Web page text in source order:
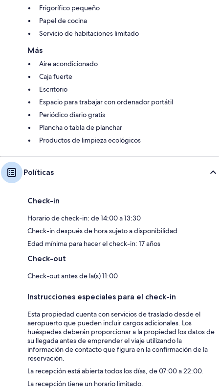
Frigorífico pequeño
Papel de cocina
Servicio de habitaciones limitado
Más
Aire acondicionado
Caja fuerte
Escritorio
Espacio para trabajar con ordenador portátil
Periódico diario gratis
Plancha o tabla de planchar
Productos de limpieza ecológicos
Políticas
Check-in
Horario de check-in: de 14:00 a 13:30
Check-in después de hora sujeto a disponibilidad
Edad mínima para hacer el check-in: 17 años
Check-out
Check-out antes de la(s) 11:00
Instrucciones especiales para el check-in
Esta propiedad cuenta con servicios de traslado desde el
aeropuerto que pueden incluir cargos adicionales. Los
huéspedes deberán proporcionar a la propiedad los datos de
su llegada antes de emprender el viaje utilizando la
información de contacto que figura en la confirmación de la
reservación.
La recepción está abierta todos los días, de 07:00 a 22:00.
La recepción tiene un horario limitado.